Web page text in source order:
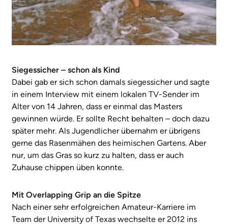
Siegessicher – schon als Kind
Dabei gab er sich schon damals siegessicher und sagte
in einem Interview mit einem lokalen TV-Sender im
Alter von 14 Jahren, dass er einmal das Masters
gewinnen würde. Er sollte Recht behalten – doch dazu
später mehr. Als Jugendlicher übernahm er übrigens
gerne das Rasenmähen des heimischen Gartens. Aber
nur, um das Gras so kurz zu halten, dass er auch
Zuhause chippen üben konnte.
Mit Overlapping Grip an die Spitze
Nach einer sehr erfolgreichen Amateur-Karriere im
Team der University of Texas wechselte er 2012 ins